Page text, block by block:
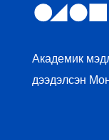
Академик
дээдэлсэн